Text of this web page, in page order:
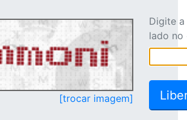
[trocar imagem]
Digite
lado no